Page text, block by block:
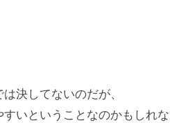
決してないのだが、
いということなのかもしれな